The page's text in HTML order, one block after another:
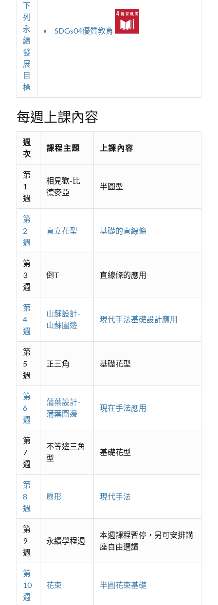
下
列
永
續
發
展
目
標
SDGs04優質教育
每週上課內容
週
次
課程主題 上課內容
第
1
週
相見歡-比
德麥亞
半圓型
第
2
週
直立花型 基礎的直線條
第
3
週
倒T 直線條的應用
第
4
週
山蘇設計-
山蘇圍邊
現代手法基礎設計應用
第
5
週
正三角 基礎花型
第
6
週
蒲葉設計-
蒲葉圍邊
現在手法應用
第
7
週
不等邊三角
型
基礎花型
第
8
週
扇形 現代手法
第
9
週
永續學程週
本週課程暫停，另可安排講
座自由選讀
第
10
週
花束 半圓花束基礎